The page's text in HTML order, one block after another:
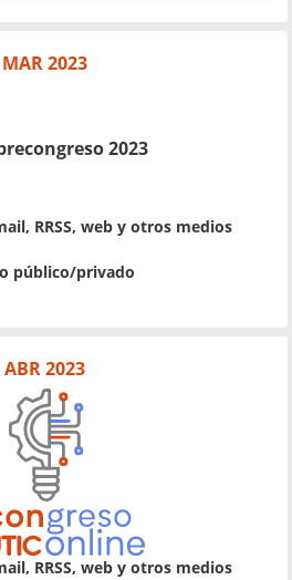
MAR 2023
2023
RRSS, web y otros medios
público/privado
ABR 2023
RRSS, web y otros medios